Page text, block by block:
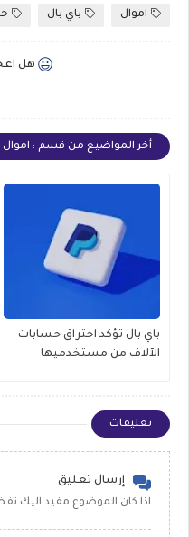
اموال باي بال
هل
أخر المواضيع من قسم : اموال
باي بال تؤكد اختراق حسابات
الآلاف من مستخدميها
تعليقات
إرسال تعليق
اذا كان الموضوع مفيد اليك